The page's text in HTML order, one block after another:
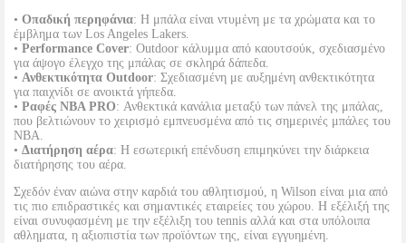
• Οπαδική περηφάνια: Η μπάλα είναι ντυμένη με τα χρώματα και το
έμβλημα των Los Angeles Lakers.
• Performance Cover: Outdoor κάλυμμα από καουτσούκ, σχεδιασμένο
για άψογο έλεγχο της μπάλας σε σκληρά δάπεδα.
• Ανθεκτικότητα Outdoor: Σχεδιασμένη με αυξημένη ανθεκτικότητα
για παιχνίδι σε ανοικτά γήπεδα.
• Ραφές NBA PRO: Ανθεκτικά κανάλια μεταξύ των πάνελ της μπάλας,
που βελτιώνουν το χειρισμό εμπνευσμένα από τις σημερινές μπάλες του
NBA.
• Διατήρηση αέρα: Η εσωτερική επένδυση επιμηκύνει την διάρκεια
διατήρησης του αέρα.
Σχεδόν έναν αιώνα στην καρδιά του αθλητισμού, η Wilson είναι μια από
τις πιο επιδραστικές και σημαντικές εταιρείες του χώρου. Η εξέλιξή της
είναι συνυφασμένη με την εξέλιξη του tennis αλλά και στα υπόλοιπα
αθληματα, η αξιοπιστία των προϊόντων της, είναι εγγυημένη.